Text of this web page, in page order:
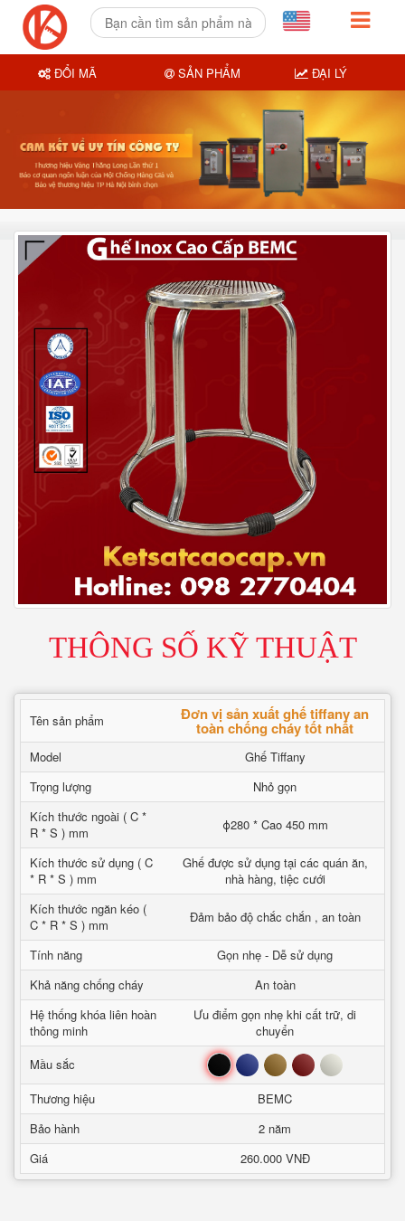
THÔNG SỐ KỸ THUẬT
Tên sản phẩm Đơn vị sản xuất ghế tiffany an
toàn chống cháy tốt nhất
Model
Ghế Tiffany
Trọng lượng
Nhỏ gọn
Kích thước ngoài ( C *
R * S ) mm
ϕ280 * Cao 450 mm
Kích thước sử dụng ( C
* R * S ) mm
Ghế được sử dụng tại các quán ăn,
nhà hàng, tiệc cưới
Kích thước ngăn kéo (
C * R * S ) mm
Đảm bảo độ chắc chắn , an toàn
Tính năng
Gọn nhẹ - Dễ sử dụng
Khả năng chống cháy
An toàn
Hệ thống khóa liên hoàn
thông minh
Ưu điểm gọn nhẹ khi cất trữ, di
chuyển
Mầu sắc
Đen Xanh Nâu Đỏ Trắng
Thương hiệu
BEMC
Bảo hành
2 năm
Giá
260.000 VNĐ
ĐỔI MÃ SẢN PHẨM ĐẠI LÝ